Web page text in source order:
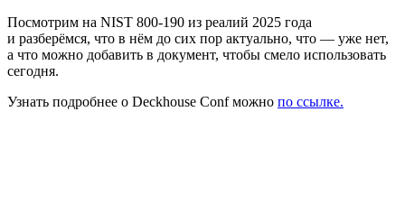
Посмотрим на NIST 800-190 из реалий 2025 года
и разберёмся, что в нём до сих пор актуально, что — уже нет,
а что можно добавить в документ, чтобы смело использовать
сегодня.
Узнать подробнее о Deckhouse Conf можно по ссылке.